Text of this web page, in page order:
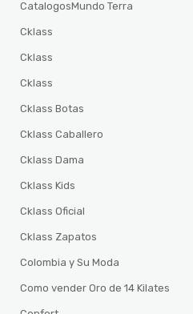
CatalogosMundo Terra
Cklass
Cklass
Cklass
Cklass Botas
Cklass Caballero
Cklass Dama
Cklass Kids
Cklass Oficial
Cklass Zapatos
Colombia y Su Moda
Como vender Oro de 14 Kilates